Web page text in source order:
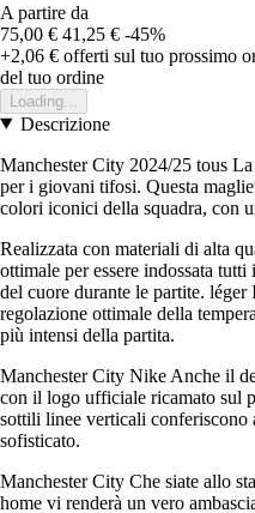
A partire da
75,00 € 41,25 € -45%
+2,06 € offerti sul tuo prossimo
del tuo ordine
Loading...
Descrizione
Manchester City 2024/25 tous
per i giovani tifosi. Questa
colori iconici della squadra, con
Realizzata con materiali di alta
ottimale per essere indossata
del cuore durante le partite. léger
regolazione ottimale della
più intensi della partita.
Manchester City Nike Anche il
con il logo ufficiale ricamato sul
sottili linee verticali conferiscono
sofisticato.
Manchester City Che siate allo
home vi renderà un vero